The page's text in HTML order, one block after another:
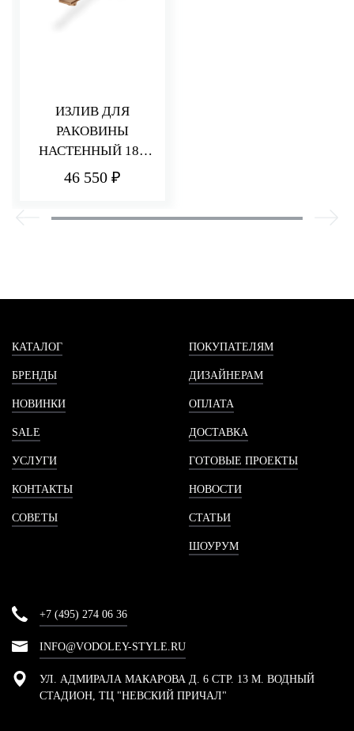
ИЗЛИВ ДЛЯ
РАКОВИНЫ
НАСТЕННЫЙ 185
ММ Q30
46 550 ₽
КАТАЛОГ
БРЕНДЫ
НОВИНКИ
SALE
УСЛУГИ
КОНТАКТЫ
СОВЕТЫ
ПОКУПАТЕЛЯМ
ДИЗАЙНЕРАМ
ОПЛАТА
ДОСТАВКА
ГОТОВЫЕ ПРОЕКТЫ
НОВОСТИ
СТАТЬИ
ШОУРУМ
+7 (495) 274 06 36
INFO@VODOLEY-STYLE.RU
УЛ. АДМИРАЛА МАКАРОВА Д. 6 СТР. 13 М. ВОДНЫЙ
СТАДИОН, ТЦ "НЕВСКИЙ ПРИЧАЛ"